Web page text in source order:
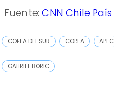
Fuente:CNN Chile País
COREA DEL SUR COREA APEC
GABRIEL BORIC